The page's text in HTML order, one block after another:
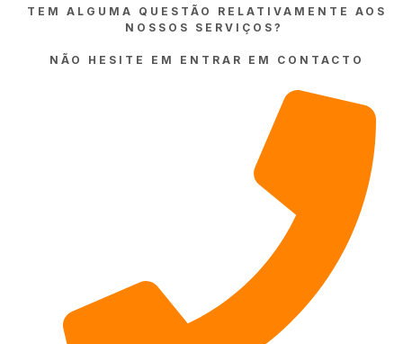
TEM ALGUMA QUESTÃO RELATIVAMENTE AOS
NOSSOS SERVIÇOS?
NÃO HESITE EM ENTRAR EM CONTACTO